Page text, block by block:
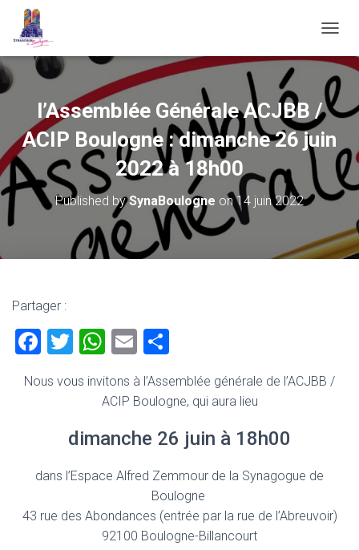
l’Assemblée Générale ACJBB /
ACIP Boulogne : dimanche 26 juin
2022 à 18h00
Published bySynaBoulogne on14 juin 2022
Partager :
F
ce
ok
T
tt
W
at
A
p
E
ai ta
g
er
Nous vous invitons à l’Assemblée générale de l’ACJBB /
ACIP Boulogne, qui aura lieu
dimanche 26 juin à 18h00
dans l’Espace Alfred Zemmour de la Synagogue de
Boulogne
43 rue des Abondances (entrée par la rue de l’Abreuvoir)
92100 Boulogne-Billancourt